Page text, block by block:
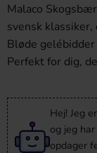
Malaco
svensk
Bløde
Perfekt for dig,
Hej! Jeg
og jeg
opdager